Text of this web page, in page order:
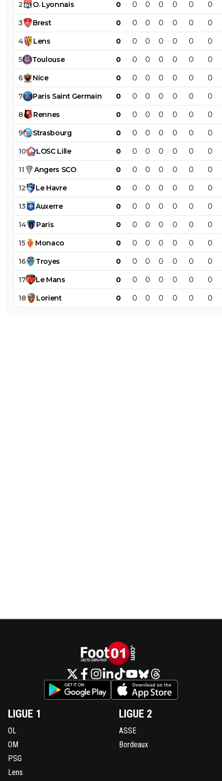
2 O. Lyonnais 0 0 0 0 0 0 0
3 Brest 0 0 0 0 0 0 0
4 Lens 0 0 0 0 0 0 0
5 Toulouse 0 0 0 0 0 0 0
6 Nice 0 0 0 0 0 0 0
7 Paris Saint Germain 0 0 0 0 0 0 0
8 Rennes 0 0 0 0 0 0 0
9 Strasbourg 0 0 0 0 0 0 0
10 LOSC Lille 0 0 0 0 0 0 0
11 Angers SCO 0 0 0 0 0 0 0
12 Le Havre 0 0 0 0 0 0 0
13 Auxerre 0 0 0 0 0 0 0
14 Paris 0 0 0 0 0 0 0
15 Monaco 0 0 0 0 0 0 0
16 Troyes 0 0 0 0 0 0 0
17 Le Mans 0 0 0 0 0 0 0
18 Lorient 0 0 0 0 0 0 0
LIGUE 1
OL
OM
PSG
Lens
LIGUE 2
ASSE
Bordeaux